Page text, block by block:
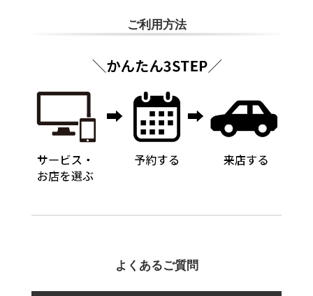
ご利用方法
よくあるご質問